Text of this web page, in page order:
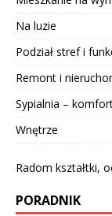
Na luzie
Podział stref i
Remont i
Sypialnia –
Wnętrze
Radom kształtki,
PORADNIK